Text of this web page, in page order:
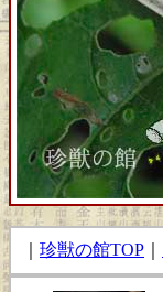
珍獣の館TOP